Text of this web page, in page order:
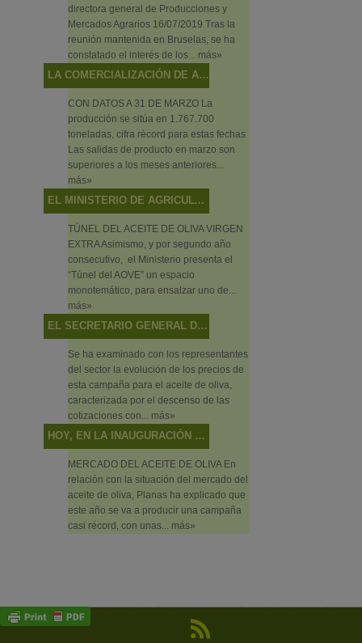
directora general de Producciones y
Mercados Agrarios 16/07/2019 Tras la
reunión mantenida en Bruselas, se ha
constatado el interés de los... más»
LA COMERCIALIZACIÓN DE ACEITE DE OLIVA ALCANZA NIVELES MÁXIMOS EN EL ECUADOR DE LA CAMPAÑA
CON DATOS A 31 DE MARZO La
producción se sitúa en 1.767.700
toneladas, cifra récord para estas fechas
Las salidas de producto en marzo son
superiores a los meses anteriores...
más»
EL MINISTERIO DE AGRICULTURA, PESCA Y ALIMENTACIÓN PROMOCIONA BAJO EL CONCEPTO “ALIMENTOS DE ESPAÑA” LOS VINOS, ACEITES Y PRODUCTOS PESQUEROS EN EL SALÓN DE GOURMETS 2019
TÚNEL DEL ACEITE DE OLIVA VIRGEN
EXTRA Asimismo, y por segundo año
consecutivo, el Ministerio presenta el
“Túnel del AOVE” un espacio
monotemático, para ensalzar uno de...
más»
EL SECRETARIO GENERAL DE AGRICULTURA Y ALIMENTACIÓN PRESIDE LA MESA SECTORIAL DE ACEITE DE OLIVA Y ACEITUNA DE MESA
Se ha examinado con los representantes
del sector la evolución de los precios de
esta campaña para el aceite de oliva,
caracterizada por el descenso de las
cotizaciones con... más»
HOY, EN LA INAUGURACIÓN DEL PRIMER FORO DE PRIMAVERA DE CAMBIO CLIMÁTICO Y TRANSICIÓN ENERGÉTICA, EN PUENTE GENIL (CÓRDOBA)
MERCADO DEL ACEITE DE OLIVA En
relación con la situación del mercado del
aceite de oliva, Planas ha explicado que
este año se va a producir una campaña
casi récord, con unas... más»